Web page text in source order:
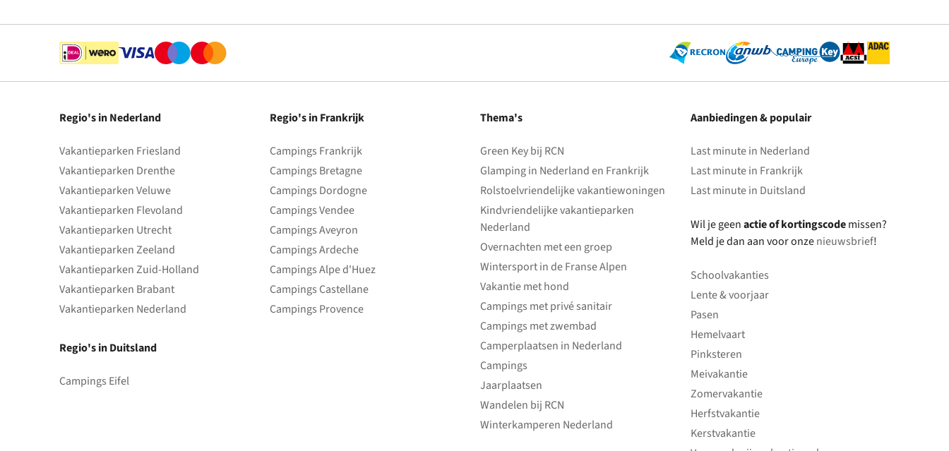
Regio's in Nederland
Vakantieparken Friesland
Vakantieparken Drenthe
Vakantieparken Veluwe
Vakantieparken Flevoland
Vakantieparken Utrecht
Vakantieparken Zeeland
Vakantieparken Zuid-Holland
Vakantieparken Brabant
Vakantieparken Nederland
Regio's in Duitsland
Campings Eifel
Regio's in Frankrijk
Campings Frankrijk
Campings Bretagne
Campings Dordogne
Campings Vendee
Campings Aveyron
Campings Ardeche
Campings Alpe d'Huez
Campings Castellane
Campings Provence
Thema's
Green Key bij RCN
Glamping in Nederland en Frankrijk
Rolstoelvriendelijke vakantiewoningen
Kindvriendelijke vakantieparken
Nederland
Overnachten met een groep
Wintersport in de Franse Alpen
Vakantie met hond
Campings met privé sanitair
Campings met zwembad
Camperplaatsen in Nederland
Campings
Jaarplaatsen
Wandelen bij RCN
Winterkamperen Nederland
Aanbiedingen & populair
Last minute in Nederland
Last minute in Frankrijk
Last minute in Duitsland
Wil je geenactie of kortingscodemissen?
Meld je dan aan voor onzenieuwsbrief!
Schoolvakanties
Lente & voorjaar
Pasen
Hemelvaart
Pinksteren
Meivakantie
Zomervakantie
Herfstvakantie
Kerstvakantie